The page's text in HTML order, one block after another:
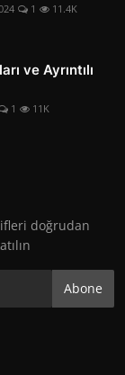
1 11.4K
ve Ayrıntılı
1 11K
doğrudan
Abone